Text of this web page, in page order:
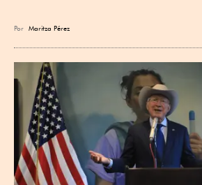
Por Maritza Pérez